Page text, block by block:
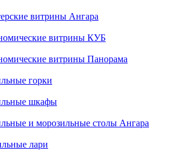
витрины Ангара
витрины КУБ
витрины Панорама
горки
шкафы
и морозильные столы Ангара
лари